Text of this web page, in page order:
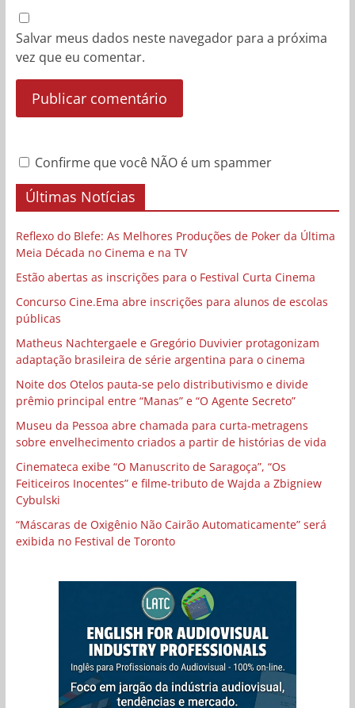
Salvar meus dados neste navegador para a próxima
vez que eu comentar.
Confirme que você NÃO é um spammer
Últimas Notícias
Reflexo do Blefe: As Melhores Produções de Poker da Última
Meia Década no Cinema e na TV
Estão abertas as inscrições para o Festival Curta Cinema
Concurso Cine.Ema abre inscrições para alunos de escolas
públicas
Matheus Nachtergaele e Gregório Duvivier protagonizam
adaptação brasileira de série argentina para o cinema
Noite dos Otelos pauta-se pelo distributivismo e divide
prêmio principal entre “Manas” e “O Agente Secreto”
Museu da Pessoa abre chamada para curta-metragens
sobre envelhecimento criados a partir de histórias de vida
Cinemateca exibe “O Manuscrito de Saragoça”, “Os
Feiticeiros Inocentes” e filme-tributo de Wajda a Zbigniew
Cybulski
“Máscaras de Oxigênio Não Cairão Automaticamente” será
exibida no Festival de Toronto